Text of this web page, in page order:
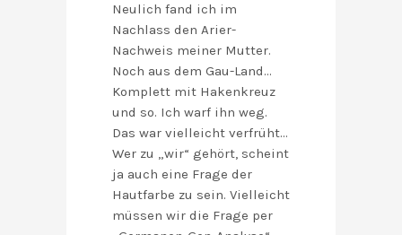
Neulich fand ich im
Nachlass den Arier-
Nachweis meiner Mutter.
Noch aus dem Gau-Land…
Komplett mit Hakenkreuz
und so. Ich warf ihn weg.
Das war vielleicht verfrüht…
Wer zu „wir“ gehört, scheint
ja auch eine Frage der
Hautfarbe zu sein. Vielleicht
müssen wir die Frage per